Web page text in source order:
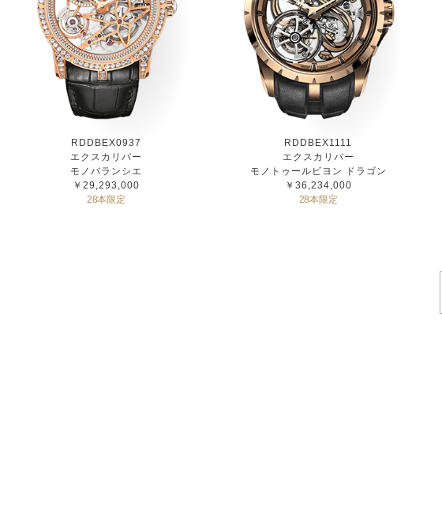
RDDBEX0937
エクスカリバー
モノバランシエ
￥29,293,000
28本限定
RDDBEX1111
エクスカリバー
モノトゥールビヨン ドラゴン
￥36,234,000
28本限定